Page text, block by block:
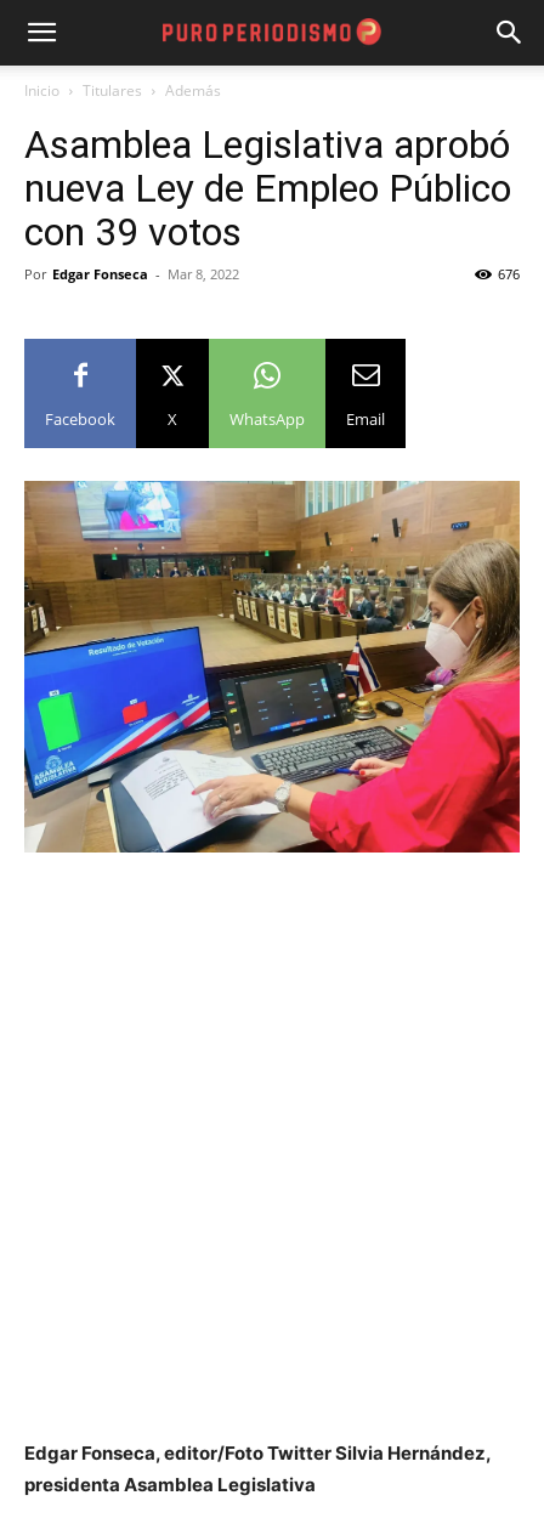
Inicio Titulares Además
Asamblea Legislativa aprobó
nueva Ley de Empleo Público
con 39 votos
Por Edgar Fonseca - Mar 8, 2022 676
Facebook X WhatsApp Email
Edgar Fonseca, editor/Foto Twitter Silvia Hernández,
presidenta Asamblea Legislativa